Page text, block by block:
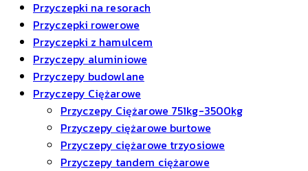
Przyczepki na resorach
Przyczepki rowerowe
Przyczepki z hamulcem
Przyczepy aluminiowe
Przyczepy budowlane
Przyczepy Ciężarowe
Przyczepy Ciężarowe 751kg-3500kg
Przyczepy ciężarowe burtowe
Przyczepy ciężarowe trzyosiowe
Przyczepy tandem ciężarowe